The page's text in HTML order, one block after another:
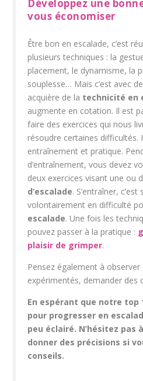
Développez une
vous économiser
Être bon en escalade, c’est
plusieurs techniques : la
placement, le dynamisme, la
souplesse… Mais c’est avec
acquière de la technicité en
augmente en cotation. Il est
faire des exercices qui nous
résoudre certaines difficultés.
entraînement et pratique.
d’entraînement, vous devez
deux exercices visant une ou
d’escalade. S’entraîner,
volontairement en difficulté
escalade. Une fois les
pouvez passer à la pratique :
plaisir de grimper.
Pensez également à observer
expérimentés, demander des
En espérant que notre top
pour progresser en
peu éclairé. N’hésitez pas
donner des précisions si
conseils.